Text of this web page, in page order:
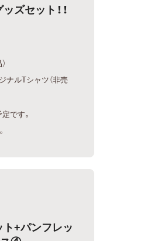
ズセット！！
ナルTシャツ（非売
です。
+パンフレッ